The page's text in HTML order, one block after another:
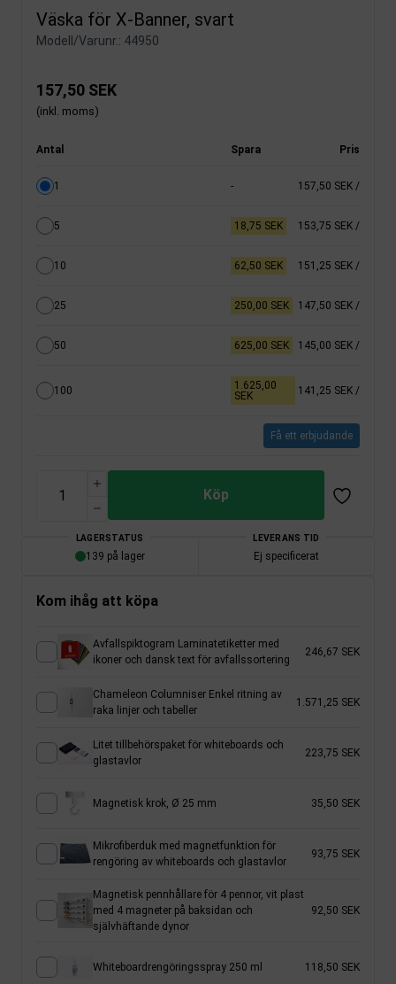
Väska för X-Banner, svart
Modell/Varunr.: 44950
157,50 SEK
(inkl. moms)
Antal Spara Pris
1 - 157,50 SEK /
5 18,75 SEK 153,75 SEK /
10 62,50 SEK 151,25 SEK /
25 250,00 SEK 147,50 SEK /
50 625,00 SEK 145,00 SEK /
100
1.625,00
SEK
141,25 SEK /
Få ett erbjudande
Köp
LAGERSTATUS
139 på lager
LEVERANS TID
Ej specificerat
Kom ihåg att köpa
Avfallspiktogram Laminatetiketter med
ikoner och dansk text för avfallssortering
246,67 SEK
Chameleon Columniser Enkel ritning av
raka linjer och tabeller
1.571,25 SEK
Litet tillbehörspaket för whiteboards och
glastavlor
223,75 SEK
Magnetisk krok, Ø 25 mm 35,50 SEK
Mikrofiberduk med magnetfunktion för
rengöring av whiteboards och glastavlor
93,75 SEK
Magnetisk pennhållare för 4 pennor, vit plast
med 4 magneter på baksidan och
självhäftande dynor
92,50 SEK
Whiteboardrengöringsspray 250 ml 118,50 SEK